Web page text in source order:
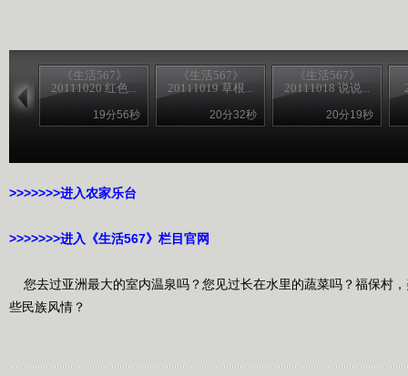
《生活567》
20111020 红色...
19分56秒
《生活567》
20111019 草根...
20分32秒
《生活567》
20111018 说说...
20分19秒
>>>>>>>进入农家乐台
>>>>>>>进入《生活567》栏目官网
您去过亚洲最大的室内温泉吗？您见过长在水里的蔬菜吗？福保村
些民族风情？